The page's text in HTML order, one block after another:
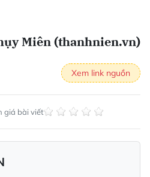
Miên (thanhnien.vn)
Xem link nguồn
giá bài viết